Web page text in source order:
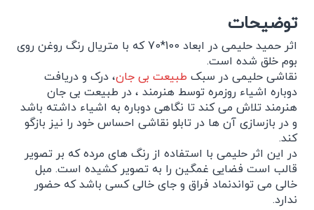
توضیحات
اثر حمید حلیمی در ابعاد 100*70 که با متریال رنگ روغن روی
بوم خلق شده است.
نقاشی حلیمی در سبک طبیعت بی جان، درک و دریافت
دوباره اشیاء روزمره توسط هنرمند ، در طبیعت بی جان
هنرمند تلاش می کند تا نگاهی دوباره به اشیاء داشته باشد
و در بازسازی آن ها در تابلو نقاشی احساس خود را نیز بازگو
کند.
در این اثر حلیمی با استفاده از رنگ های مرده که بر تصویر
قالب است فضایی غمگین را به تصویر کشیده است. مبل
خالی می تواندنماد فراق و جای خالی کسی باشد که حضور
ندارد.